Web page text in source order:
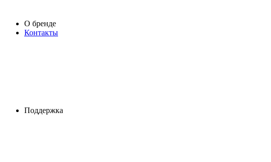
О бренде
Контакты
Поддержка